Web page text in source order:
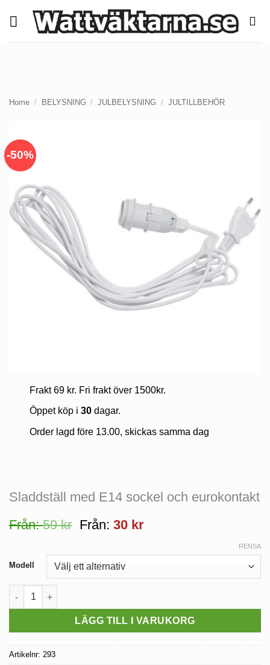
Home / BELYSNING / JULBELYSNING / JULTILLBEHÖR
-50%
Frakt 69 kr. Fri frakt över 1500kr.
Öppet köp i 30dagar.
Order lagd före 13.00, skickas samma dag
Sladdställ med E14 sockel och eurokontakt
Från:59kr Från: 30 kr
Modell
RENSA
Sladdställ med E14 sockel och eurokontakt mängd
LÄGG TILL I VARUKORG
Artikelnr: 293